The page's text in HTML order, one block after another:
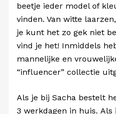
beetje ieder model of
vinden. Van witte
je kunt het zo gek niet
vind je het! Inmiddels
mannelijke en
“influencer” collectie
Als je bij Sacha bestelt
3 werkdagen in huis.